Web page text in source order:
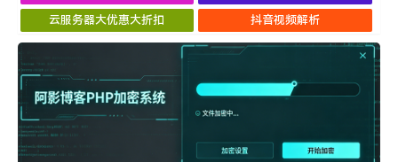
云服务器大优惠大折扣 抖音视频解析